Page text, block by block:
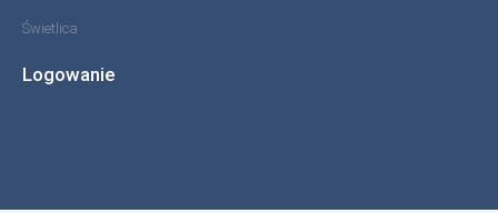
Świetlica
Logowanie